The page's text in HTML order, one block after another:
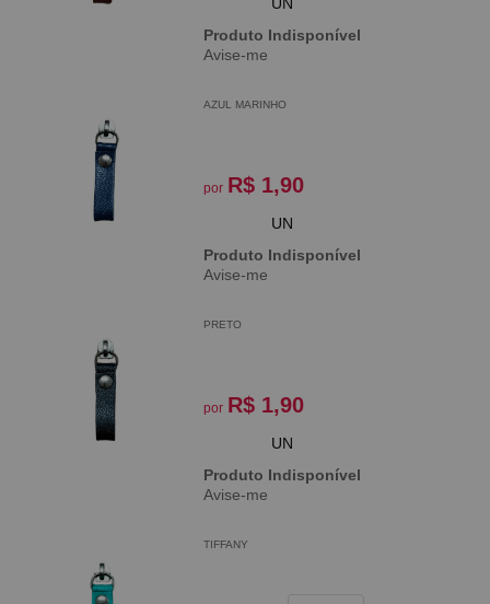
Produto Indisponível
Avise-me
AZUL MARINHO
por R$ 1,90
UN
Produto Indisponível
Avise-me
PRETO
por R$ 1,90
UN
Produto Indisponível
Avise-me
TIFFANY